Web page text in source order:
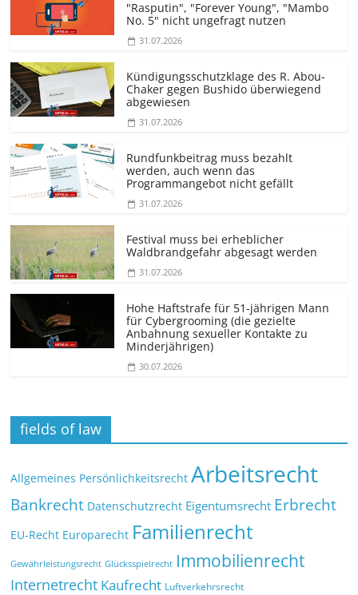
"Rasputin", "Forever Young", "Mambo
No. 5" nicht ungefragt nutzen
31.07.2026
Kündigungs­schutzklage des R. Abou-
Chaker gegen Bushido überwiegend
abgewiesen
31.07.2026
Rundfunkbeitrag muss bezahlt
werden, auch wenn das
Programmangebot nicht gefällt
31.07.2026
Festival muss bei erheblicher
Waldbrandgefahr abgesagt werden
31.07.2026
Hohe Haftstrafe für 51-jährigen Mann
für Cybergrooming (die gezielte
Anbahnung sexueller Kontakte zu
Minderjährigen)
30.07.2026
fields of law
Allgemeines Persönlichkeitsrecht Arbeitsrecht
Bankrecht Datenschutzrecht Eigentumsrecht Erbrecht
EU-Recht Europarecht Familienrecht
Gewährleistungsrecht Glücksspielrecht Immobilienrecht
Internetrecht Kaufrecht Luftverkehrsrecht